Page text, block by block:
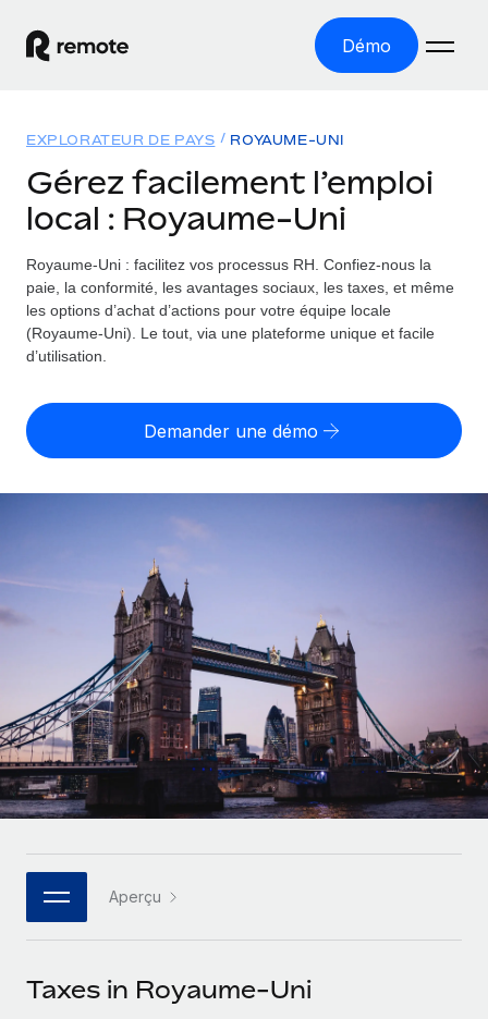
Démo
EMPLOI À L’INTERNATIONAL
Paie multipays
Gérez la paie facilement et en toute conformité
Employer of record
Développez-vous à l’international sans frais liés aux
Pilotage 360 des freelances
Gestion des freelances
Intégrez et gérez vos freelances partout dans le monde
Sous-traitez les opérations complexes liées à l’emploi
INFRASTRUCTURE
Intégration Remote
Intégrez vos RH aux flux de travail en toute simplicité
Plateforme
Des fonctions RH clés intégrées pour votre équipe
Connectez n'importe quel outil d’IA à Remote grâce à
notre MCP
Rationalisez vos processus avec des outils essentiels
Solutions
COUVERTURE MONDIALE
Explorateur de pays
Toutes les informations sur l’emploi à l’international,
pays par pays
Explorateur des États-Unis (par État)
Simplifiez l’embauche à travers les différents États des
États-Unis
CROISSANCE
Start-ups
Des solutions agiles et internationales pour les RH et la
paie des entreprises en pleine croissance
Entreprises intermédiaires
Développez vos équipes avec des solutions RH sur
mesure
Les RH à l’international pour les grandes entreprises
TRAVAILLONS ENSEMBLE
Intégrez les RH à l’international de manière flexible
Ressources
OUTILS & CALCULATEURS
Outil de calcul du risque de requalification de
Calculateur du coût des employés
Calculateur de paiement des freelances
Découvrez les devises disponibles et les vitesses de
paiement pour vos freelances internationaux
APPRENDRE AVEC REMOTE
Recherche et guides
Études de cas
Glossaire RH
Descriptions de postes
Webinaires
Événements
Tarification
Français
Español
Italiano
Português (Portugal)
한국어
Connexion
EXPLORATEUR DE PAYS ROYAUME-UNI
Gérez facilement l’emploi
local : Royaume-Uni
Royaume-Uni : facilitez vos processus RH. Confiez-nous la
paie, la conformité, les avantages sociaux, les taxes, et même
les options d’achat d’actions pour votre équipe locale
(Royaume-Uni). Le tout, via une plateforme unique et facile
d’utilisation.
Demander une démo
Aperçu
Taxes in Royaume-Uni